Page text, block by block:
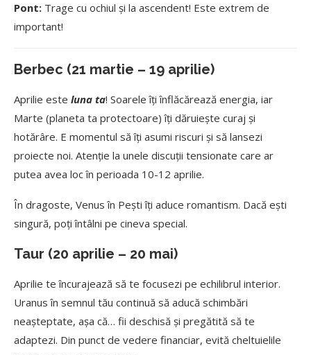
Pont: Trage cu ochiul și la ascendent! Este extrem de
important!
Berbec (21 martie – 19 aprilie)
Aprilie este luna ta! Soarele îți înflăcărează energia, iar
Marte (planeta ta protectoare) îți dăruiește curaj și
hotărâre. E momentul să îți asumi riscuri și să lansezi
proiecte noi. Atenție la unele discuții tensionate care ar
putea avea loc în perioada 10-12 aprilie.
În dragoste, Venus în Pești îți aduce romantism. Dacă ești
singură, poți întâlni pe cineva special.
Taur (20 aprilie – 20 mai)
Aprilie te încurajează să te focusezi pe echilibrul interior.
Uranus în semnul tău continuă să aducă schimbări
neașteptate, așa că… fii deschisă și pregătită să te
adaptezi. Din punct de vedere financiar, evită cheltuielile